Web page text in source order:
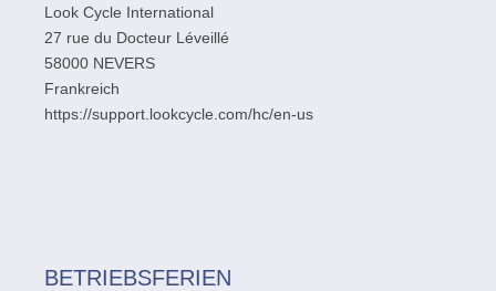
Look Cycle International
27 rue du Docteur Léveillé
58000 NEVERS
Frankreich
https://support.lookcycle.com/hc/en-us
BETRIEBSFERIEN